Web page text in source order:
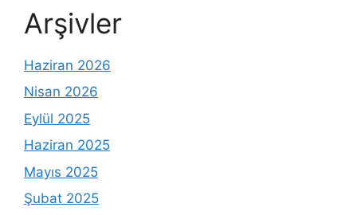
Arşivler
Haziran 2026
Nisan 2026
Eylül 2025
Haziran 2025
Mayıs 2025
Şubat 2025